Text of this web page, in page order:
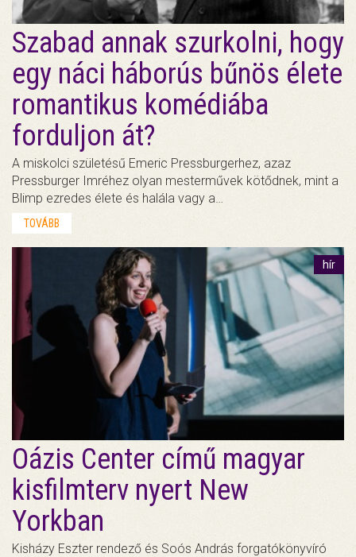
Szabad annak szurkolni, hogy
egy náci háborús bűnös élete
romantikus komédiába
forduljon át?
A miskolci születésű Emeric Pressburgerhez, azaz
Pressburger Imréhez olyan mesterművek kötődnek, mint a
Blimp ezredes élete és halála vagy a…
TOVÁBB
hír
Oázis Center című magyar
kisfilmterv nyert New
Yorkban
Kisházy Eszter rendező és Soós András forgatókönyvíró